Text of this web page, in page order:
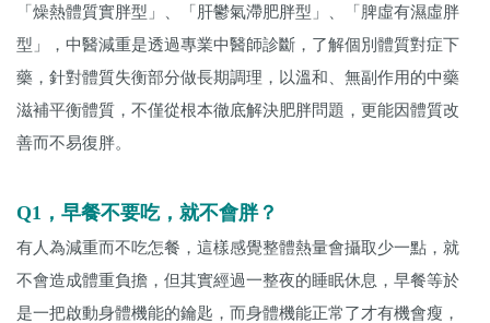
「燥熱體質實胖型」、「肝鬱氣滯肥胖型」、「脾虛有濕虛胖
型」，中醫減重是透過專業中醫師診斷，了解個別體質對症下
藥，針對體質失衡部分做長期調理，以溫和、無副作用的中藥
滋補平衡體質，不僅從根本徹底解決肥胖問題，更能因體質改
善而不易復胖。
Q1，早餐不要吃，就不會胖？
有人為減重而不吃怎餐，這樣感覺整體熱量會攝取少一點，就
不會造成體重負擔，但其實經過一整夜的睡眠休息，早餐等於
是一把啟動身體機能的鑰匙，而身體機能正常了才有機會瘦，